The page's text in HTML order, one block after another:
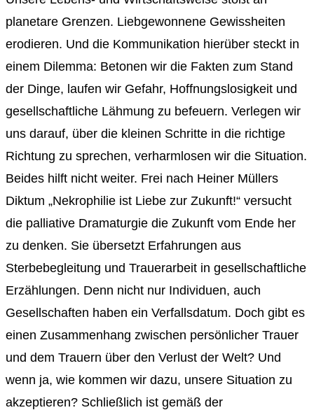
planetare Grenzen. Liebgewonnene Gewissheiten
erodieren. Und die Kommunikation hierüber steckt in
einem Dilemma: Betonen wir die Fakten zum Stand
der Dinge, laufen wir Gefahr, Hoffnungslosigkeit und
gesellschaftliche Lähmung zu befeuern. Verlegen wir
uns darauf, über die kleinen Schritte in die richtige
Richtung zu sprechen, verharmlosen wir die Situation.
Beides hilft nicht weiter. Frei nach Heiner Müllers
Diktum „Nekrophilie ist Liebe zur Zukunft!“ versucht
die palliative Dramaturgie die Zukunft vom Ende her
zu denken. Sie übersetzt Erfahrungen aus
Sterbebegleitung und Trauerarbeit in gesellschaftliche
Erzählungen. Denn nicht nur Individuen, auch
Gesellschaften haben ein Verfallsdatum. Doch gibt es
einen Zusammenhang zwischen persönlicher Trauer
und dem Trauern über den Verlust der Welt? Und
wenn ja, wie kommen wir dazu, unsere Situation zu
akzeptieren? Schließlich ist gemäß der